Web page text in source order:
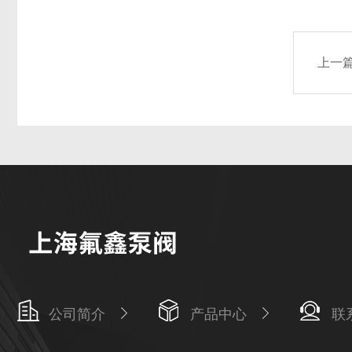
上一
公司简介 产品中心 联